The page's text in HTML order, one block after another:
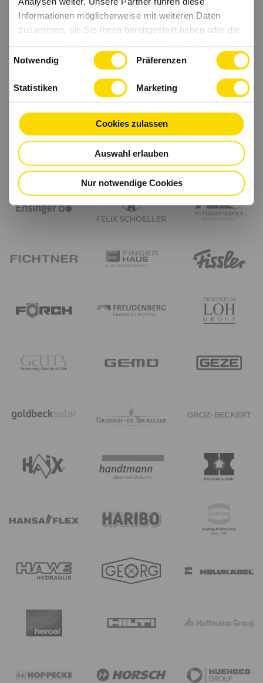
Informationen möglicherweise mit weiteren Daten
zusammen, die Sie ihnen bereitgestellt haben oder die
haben.
Notwendig Präferenzen
Statistiken Marketing
Cookies zulassen
Auswahl erlauben
Nur notwendige Cookies